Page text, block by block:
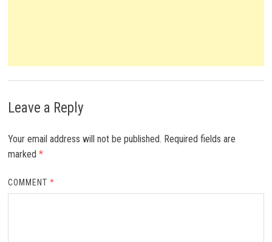
Leave a Reply
Your email address will not be published. Required fields are
marked *
COMMENT*